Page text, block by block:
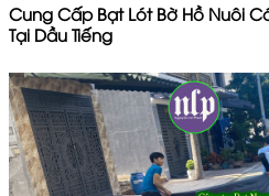
Cung Cấp Bạt Lót Bờ Hồ Nuôi
Tại Dầu Tiếng